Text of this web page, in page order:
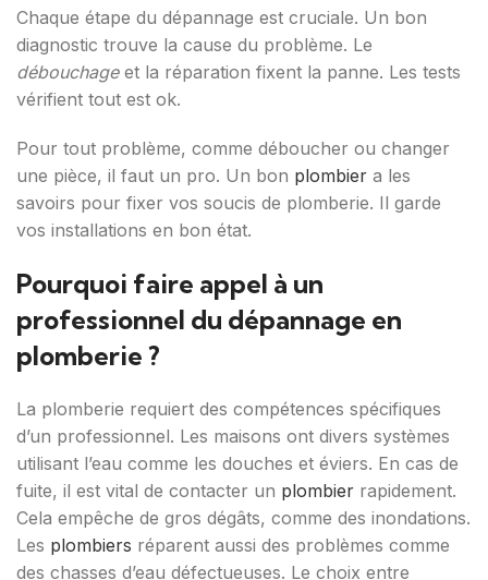
Chaque étape du dépannage est cruciale. Un bon
diagnostic trouve la cause du problème. Le
débouchageet la réparation fixent la panne. Les tests
vérifient tout est ok.
Pour tout problème, comme déboucher ou changer
une pièce, il faut un pro. Un bon plombier a les
savoirs pour fixer vos soucis de plomberie. Il garde
vos installations en bon état.
Pourquoi faire appel à un
professionnel du dépannage en
plomberie ?
La plomberie requiert des compétences spécifiques
d’un professionnel. Les maisons ont divers systèmes
utilisant l’eau comme les douches et éviers. En cas de
fuite, il est vital de contacter un plombier rapidement.
Cela empêche de gros dégâts, comme des inondations.
Les plombiers réparent aussi des problèmes comme
des chasses d’eau défectueuses. Le choix entre